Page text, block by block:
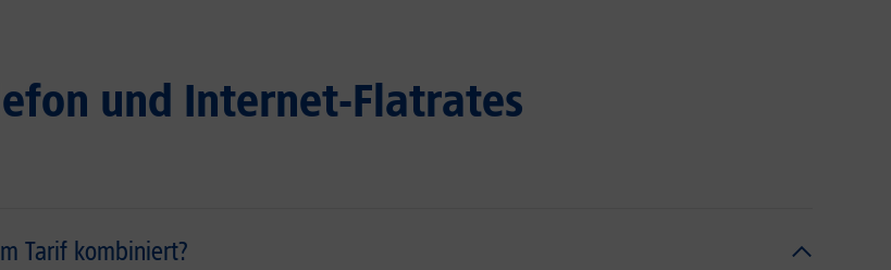
und Internet-Flatrates
Tarif kombiniert?